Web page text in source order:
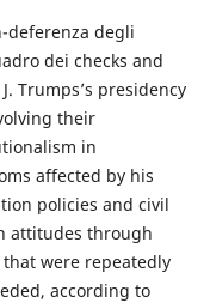
deferenza degli
dei checks and
Trumps’s presidency
their
in
affected by his
policies and civil
attitudes through
were repeatedly
according to